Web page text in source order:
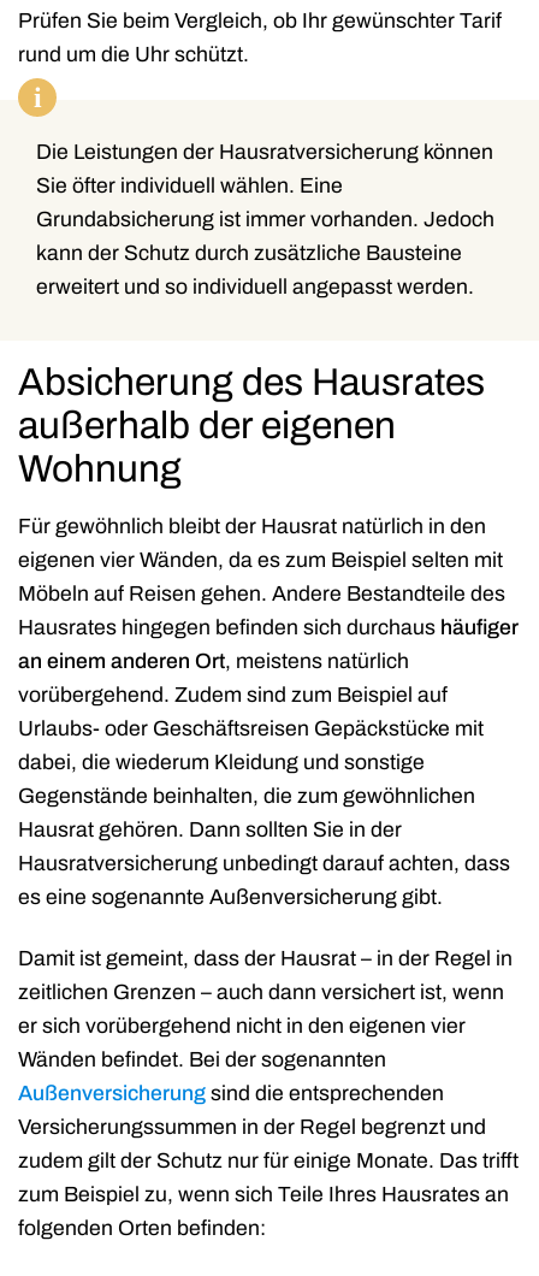
Prüfen Sie beim Vergleich, ob Ihr gewünschter Tarif
rund um die Uhr schützt.
i
Die Leistungen der Hausratversicherung können
Sie öfter individuell wählen. Eine
Grundabsicherung ist immer vorhanden. Jedoch
kann der Schutz durch zusätzliche Bausteine
erweitert und so individuell angepasst werden.
Absicherung des Hausrates
außerhalb der eigenen
Wohnung
Für gewöhnlich bleibt der Hausrat natürlich in den
eigenen vier Wänden, da es zum Beispiel selten mit
Möbeln auf Reisen gehen. Andere Bestandteile des
Hausrates hingegen befinden sich durchaus häufiger
an einem anderen Ort, meistens natürlich
vorübergehend. Zudem sind zum Beispiel auf
Urlaubs- oder Geschäftsreisen Gepäckstücke mit
dabei, die wiederum Kleidung und sonstige
Gegenstände beinhalten, die zum gewöhnlichen
Hausrat gehören. Dann sollten Sie in der
Hausratversicherung unbedingt darauf achten, dass
es eine sogenannte Außenversicherung gibt.
Damit ist gemeint, dass der Hausrat – in der Regel in
zeitlichen Grenzen – auch dann versichert ist, wenn
er sich vorübergehend nicht in den eigenen vier
Wänden befindet. Bei der sogenannten
Außenversicherung sind die entsprechenden
Versicherungssummen in der Regel begrenzt und
zudem gilt der Schutz nur für einige Monate. Das trifft
zum Beispiel zu, wenn sich Teile Ihres Hausrates an
folgenden Orten befinden: